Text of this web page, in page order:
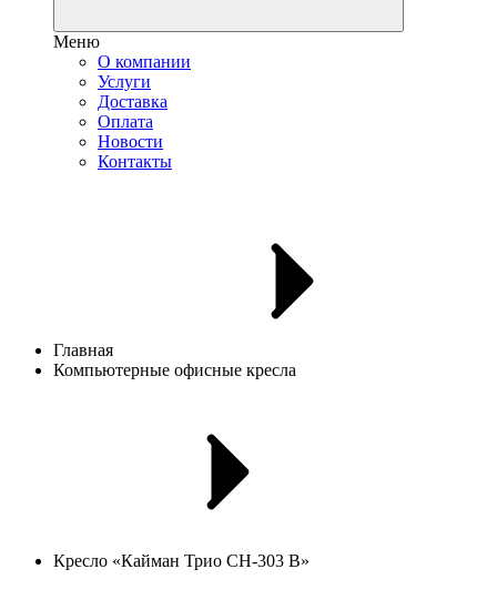
Меню
О компании
Услуги
Доставка
Оплата
Новости
Контакты
Главная
Компьютерные офисные кресла
Кресло «Кайман Трио СН-303 В»